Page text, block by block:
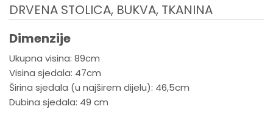
DRVENA STOLICA, BUKVA, TKANINA
Dimenzije
Ukupna visina: 89cm
Visina sjedala: 47cm
Širina sjedala (u najširem dijelu): 46,5cm
Dubina sjedala: 49 cm